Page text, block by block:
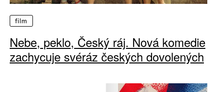
film
Nebe, peklo, Český ráj. Nová komedie
zachycuje svéráz českých dovolených